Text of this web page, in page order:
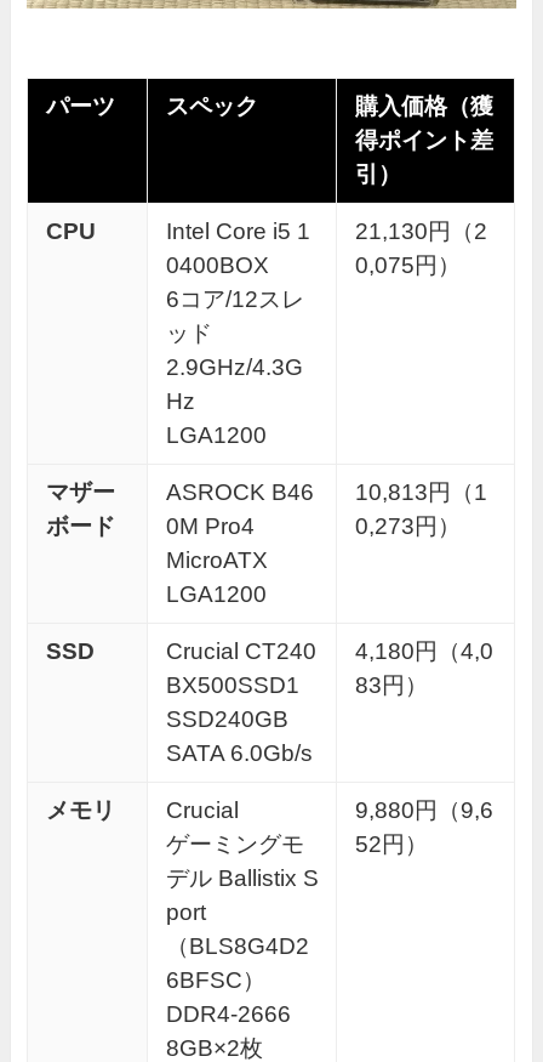
パーツ スペック
購入価格（獲
得ポイント差
引）
CPU
Intel Core i5 1
0400BOX
6コア/12スレ
ッド
2.9GHz/4.3G
Hz
LGA1200
21,130円（2
0,075円）
マザー
ボード
ASROCK B46
0M Pro4
MicroATX
LGA1200
10,813円（1
0,273円）
SSD
Crucial CT240
BX500SSD1
SSD240GB
SATA 6.0Gb/s
4,180円（4,0
83円）
メモリ
Crucial
ゲーミングモ
デル Ballistix S
port
（BLS8G4D2
6BFSC）
DDR4-2666
8GB×2枚
9,880円（9,6
52円）